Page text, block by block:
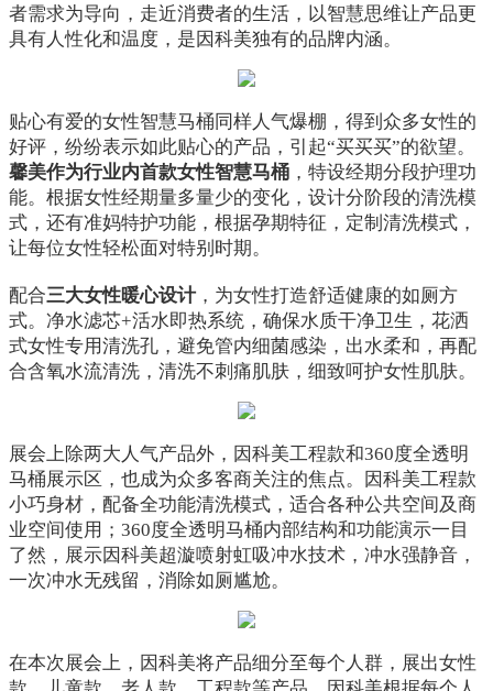
者需求为导向，走近消费者的生活，以智慧思维让产品更
具有人性化和温度，是因科美独有的品牌内涵。
贴心有爱的女性智慧马桶同样人气爆棚，得到众多女性的
好评，纷纷表示如此贴心的产品，引起“买买买”的欲望。
馨美作为行业内首款女性智慧马桶 ，特设经期分段护理功
能。根据女性经期量多量少的变化，设计分阶段的清洗模
式，还有准妈特护功能，根据孕期特征，定制清洗模式，
让每位女性轻松面对特别时期。
配合三大女性暖心设计，为女性打造舒适健康的如厕方
式。净水滤芯+活水即热系统，确保水质干净卫生，花洒
式女性专用清洗孔，避免管内细菌感染，出水柔和，再配
合含氧水流清洗，清洗不刺痛肌肤，细致呵护女性肌肤。
展会上除两大人气产品外，因科美工程款和360度全透明
马桶展示区，也成为众多客商关注的焦点。因科美工程款
小巧身材，配备全功能清洗模式，适合各种公共空间及商
业空间使用；360度全透明马桶内部结构和功能演示一目
了然，展示因科美超漩喷射虹吸冲水技术，冲水强静音，
一次冲水无残留，消除如厕尴尬。
在本次展会上，因科美将产品细分至每个人群，展出女性